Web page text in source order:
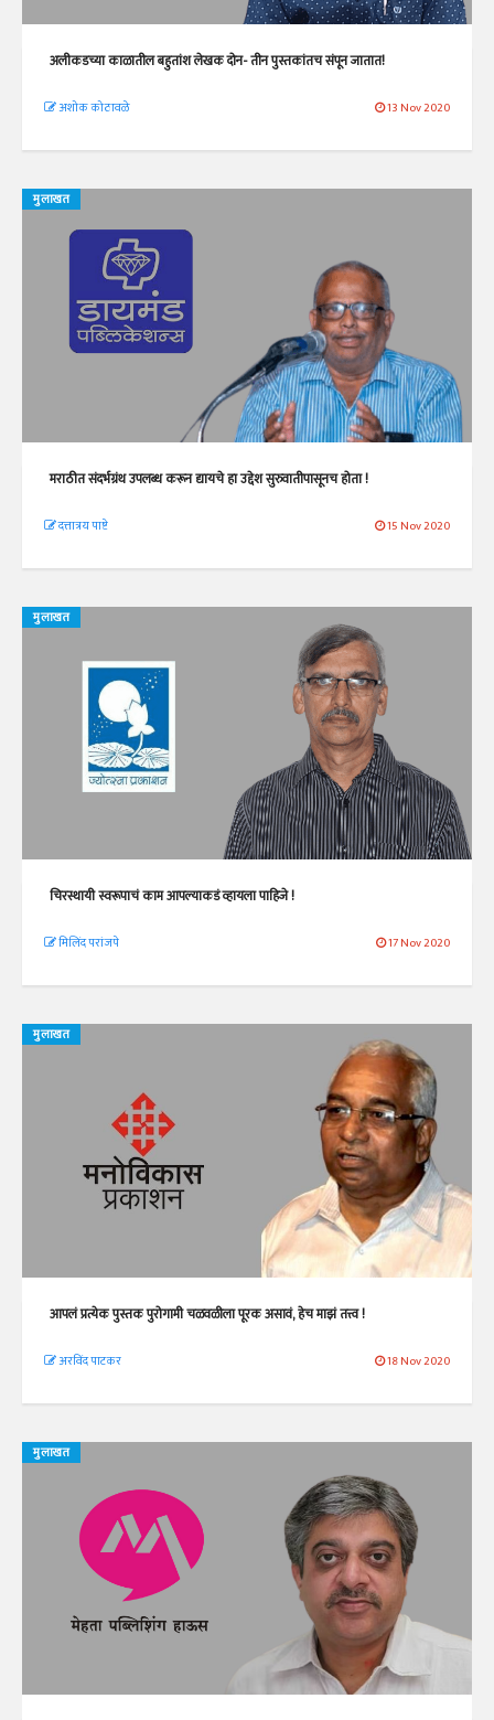
अलीकडच्या काळातील बहुतांश लेखक दोन- तीन पुस्तकांतच संपून जातात!
अशोक कोठावळे 13 Nov 2020
मुलाखत
मराठीत संदर्भग्रंथ उपलब्ध करून द्यायचे हा उद्देश सुरुवातीपासूनच होता !
दत्तात्रय पाष्टे 15 Nov 2020
मुलाखत
चिरस्थायी स्वरूपाचं काम आपल्याकडं व्हायला पाहिजे !
मिलिंद परांजपे 17 Nov 2020
मुलाखत
आपलं प्रत्येक पुस्तक पुरोगामी चळवळीला पूरक असावं, हेच माझं तत्त्व !
अरविंद पाटकर 18 Nov 2020
मुलाखत